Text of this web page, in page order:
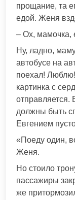
прощание, та
едой. Женя
– Ох,
Ну, ладно,
автобусе на
поехал!
картинка с
должны быть
Евгением
«Поеду один,
Женя.
Но стоило
пассажиры
же